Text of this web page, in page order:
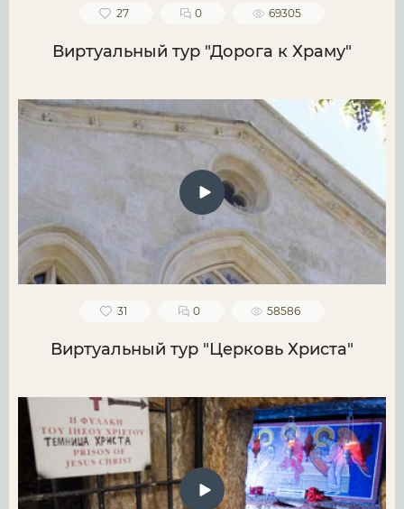
27 0 69305
Виртуальный тур "Дорога к Храму"
31 0 58586
Виртуальный тур "Церковь Христа"